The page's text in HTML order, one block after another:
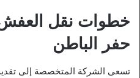
خطوات نقل
حفر الباطن
تسعى الشركة المتخصصة إلى